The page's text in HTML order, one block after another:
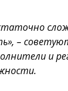
–
и